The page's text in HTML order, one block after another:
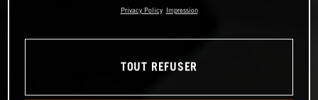
Privacy Policy Impression
TOUT REFUSER